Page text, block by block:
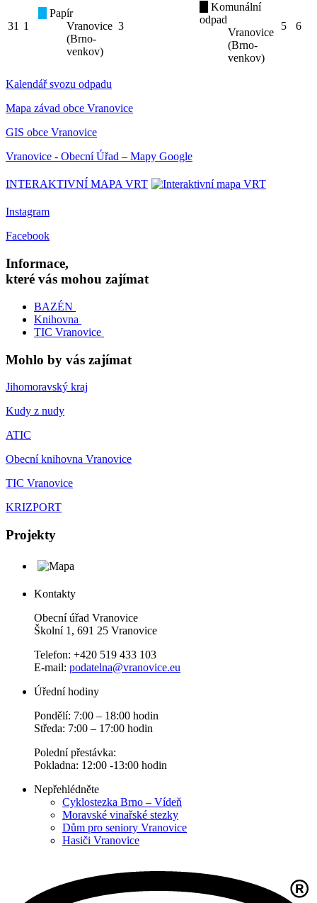
31 1
Papír
Vranovice
(Brno-
venkov)
3
Komunální
odpad
Vranovice
(Brno-
venkov)
5 6
Kalendář svozu odpadu
Mapa závad obce Vranovice
GIS obce Vranovice
Vranovice - Obecní Úřad – Mapy Google
INTERAKTIVNÍ MAPA VRT
Instagram
Facebook
Informace,
které vás mohou zajímat
BAZÉN
Knihovna
TIC Vranovice
Mohlo by vás zajímat
Jihomoravský kraj
Kudy z nudy
ATIC
Obecní knihovna Vranovice
TIC Vranovice
KRIZPORT
Projekty
Kontakty
Obecní úřad Vranovice
Školní 1, 691 25 Vranovice
Telefon: +420 519 433 103
E-mail: podatelna@vranovice.eu
Úřední hodiny
Pondělí: 7:00 – 18:00 hodin
Středa: 7:00 – 17:00 hodin
Polední přestávka:
Pokladna: 12:00 -13:00 hodin
Nepřehlédněte
Cyklostezka Brno – Vídeň
Moravské vinařské stezky
Dům pro seniory Vranovice
Hasiči Vranovice